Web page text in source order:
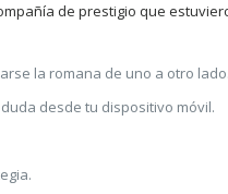
de prestigio que
la romana de uno a otro lado.
desde tu dispositivo móvil.